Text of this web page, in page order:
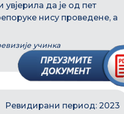
увјерила да је од пет
нису проведене, а
учинка
Ревидирани период: 2023